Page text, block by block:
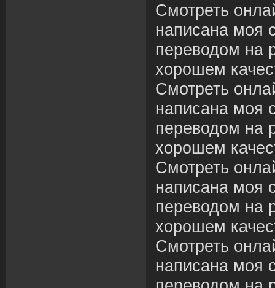
Смотреть
написана моя
переводом на
хорошем
Смотреть
написана моя
переводом на
хорошем
Смотреть
написана моя
переводом на
хорошем
Смотреть
написана моя